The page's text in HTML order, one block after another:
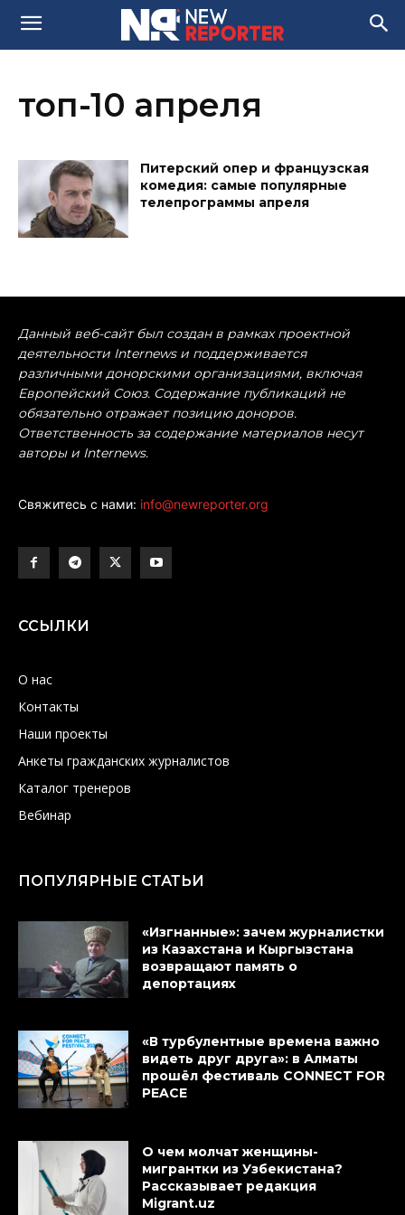
топ-10 апреля
Питерский опер и французская
комедия: самые популярные
телепрограммы апреля
Данный веб-сайт был создан в рамках проектной
деятельности Internews и поддерживается
различными донорскими организациями, включая
Европейский Союз. Содержание публикаций не
обязательно отражает позицию доноров.
Ответственность за содержание материалов несут
авторы и Internews.
Свяжитесь с нами: info@newreporter.org
ССЫЛКИ
О нас
Контакты
Наши проекты
Анкеты гражданских журналистов
Каталог тренеров
Вебинар
ПОПУЛЯРНЫЕ СТАТЬИ
«Изгнанные»: зачем журналистки
из Казахстана и Кыргызстана
возвращают память о
депортациях
«В турбулентные времена важно
видеть друг друга»: в Алматы
прошёл фестиваль CONNECT FOR
PEACE
О чем молчат женщины-
мигрантки из Узбекистана?
Рассказывает редакция
Migrant.uz